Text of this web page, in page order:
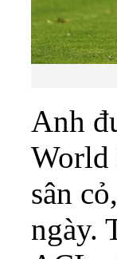
Anh
World
sân
ngày.